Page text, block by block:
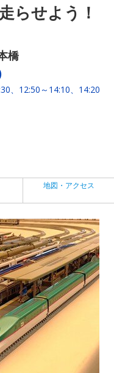
らせよう！
橋
、12:50～14:10、14:20
地図・アクセス